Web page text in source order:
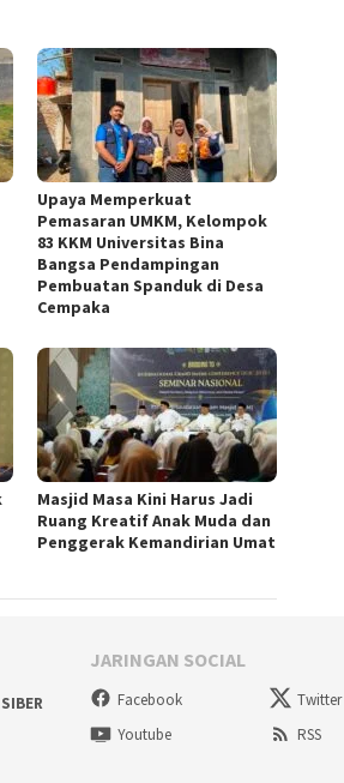
Upaya Memperkuat
Pemasaran UMKM, Kelompok
83 KKM Universitas Bina
Bangsa Pendampingan
Pembuatan Spanduk di Desa
Cempaka
Masjid Masa Kini Harus Jadi
Ruang Kreatif Anak Muda dan
Penggerak Kemandirian Umat
JARINGAN SOCIAL
Facebook Twitter
Youtube
RSS